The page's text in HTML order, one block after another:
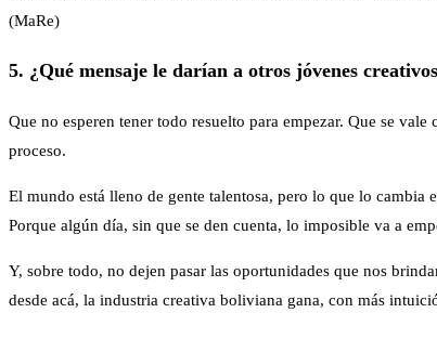
(MaRe)
5. ¿Qué mensaje le darían a otros jóvenes
Que no esperen tener todo resuelto para empezar. Que se
proceso.
El mundo está lleno de gente talentosa, pero lo que lo cambia
Porque algún día, sin que se den cuenta, lo imposible va a
Y, sobre todo, no dejen pasar las oportunidades que nos
desde acá, la industria creativa boliviana gana, con más